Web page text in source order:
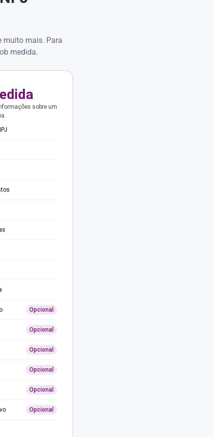
muito mais. Para
medida.
sobre um
Opcional
Opcional
Opcional
Opcional
Opcional
Opcional